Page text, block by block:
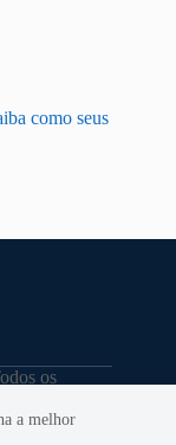
a melhor
como seus
os